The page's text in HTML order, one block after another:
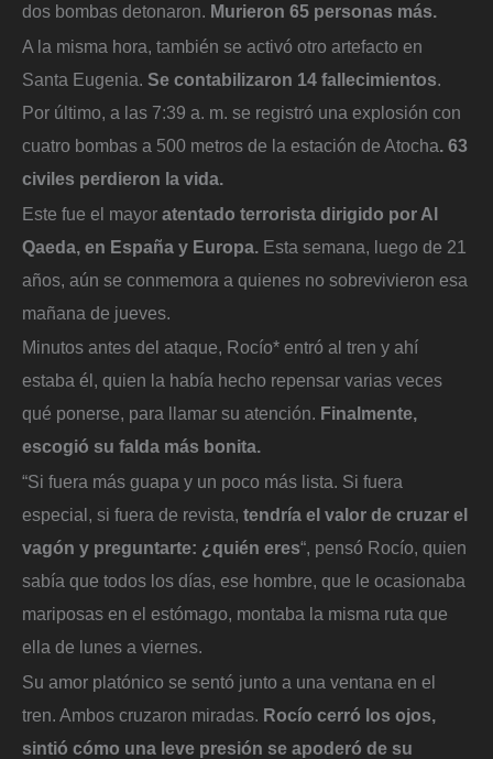
dos bombas detonaron. Murieron 65 personas más.
A la misma hora, también se activó otro artefacto en
Santa Eugenia. Se contabilizaron 14 fallecimientos.
Por último, a las 7:39 a. m. se registró una explosión con
cuatro bombas a 500 metros de la estación de Atocha. 63
civiles perdieron la vida.
Este fue el mayor atentado terrorista dirigido por Al
Qaeda, en España y Europa. Esta semana, luego de 21
años, aún se conmemora a quienes no sobrevivieron esa
mañana de jueves.
Minutos antes del ataque, Rocío* entró al tren y ahí
estaba él, quien la había hecho repensar varias veces
qué ponerse, para llamar su atención. Finalmente,
escogió su falda más bonita.
“Si fuera más guapa y un poco más lista. Si fuera
especial, si fuera de revista, tendría el valor de cruzar el
vagón y preguntarte: ¿quién eres“, pensó Rocío, quien
sabía que todos los días, ese hombre, que le ocasionaba
mariposas en el estómago, montaba la misma ruta que
ella de lunes a viernes.
Su amor platónico se sentó junto a una ventana en el
tren. Ambos cruzaron miradas. Rocío cerró los ojos,
sintió cómo una leve presión se apoderó de su